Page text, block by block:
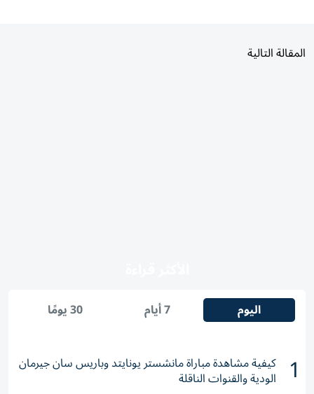
المقالة التالية
اليوم 7 أيام 30 يومًا
1 كيفية مشاهدة مباراة مانشستر يونايتد وباريس سان جيرمان
الودية والقنوات الناقلة